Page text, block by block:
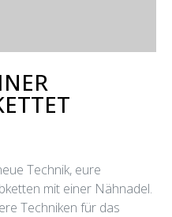
Technik, eure
mit einer Nähnadel.
Techniken für das